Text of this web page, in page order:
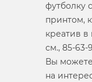
футболку
принтом,
креатив в
см., 85-63-
Вы
на